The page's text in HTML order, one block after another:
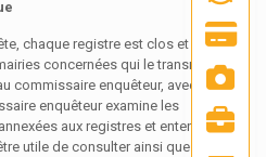
chaque registre est clos et signé
concernées qui le transmet
commissaire enquêteur, avec le
enquêteur examine les
aux registres et entend
utile de consulter ainsi que